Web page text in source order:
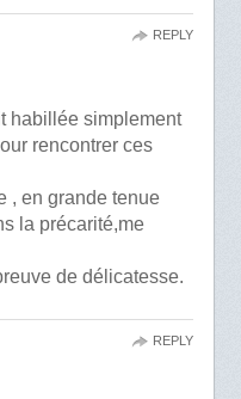
habillée simplement
rencontrer ces
, en grande tenue
la précarité,me
de délicatesse.
REPLY
REPLY